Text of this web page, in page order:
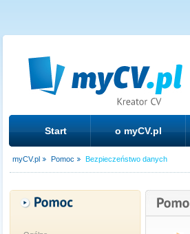
Start o myCV.pl
myCV.pl Pomoc Bezpieczeństwo danych